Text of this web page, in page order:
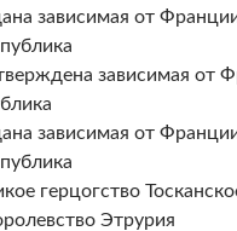
зависимая от
зависимая от
зависимая от
герцогство
Этрурия